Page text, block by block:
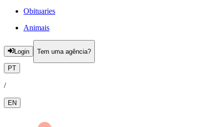
Obituaries
Animais
Login Tem uma agência?
PT
/
EN